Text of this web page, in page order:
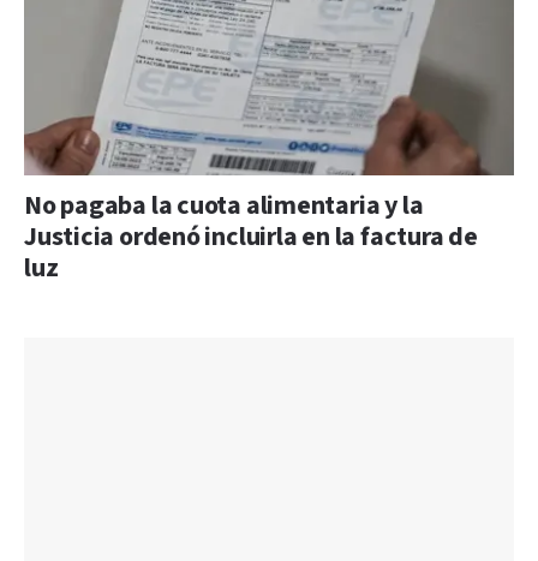
No pagaba la cuota alimentaria y la
Justicia ordenó incluirla en la factura de
luz